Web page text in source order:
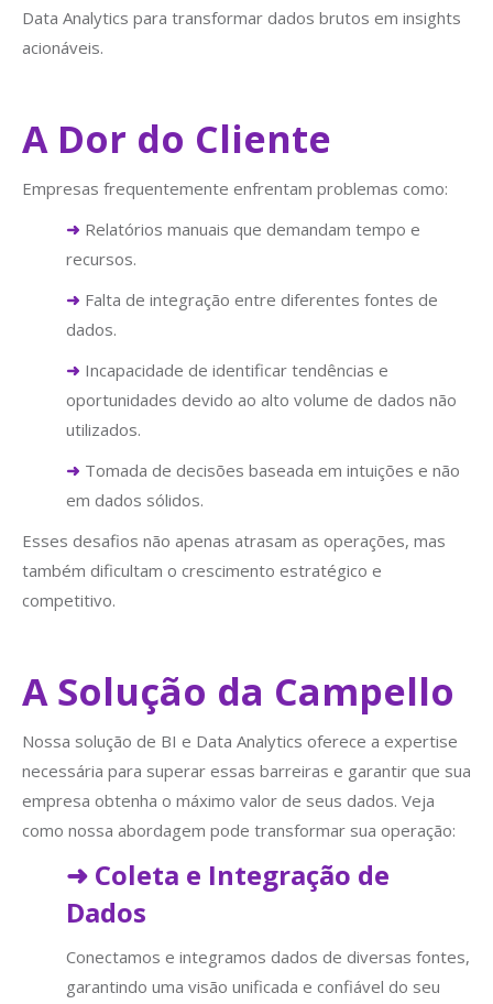
Data Analytics para transformar dados brutos em insights
acionáveis.
A Dor do Cliente
Empresas frequentemente enfrentam problemas como:
➜ Relatórios manuais que demandam tempo e
recursos.
➜ Falta de integração entre diferentes fontes de
dados.
➜ Incapacidade de identificar tendências e
oportunidades devido ao alto volume de dados não
utilizados.
➜ Tomada de decisões baseada em intuições e não
em dados sólidos.
Esses desafios não apenas atrasam as operações, mas
também dificultam o crescimento estratégico e
competitivo.
A Solução da Campello
Nossa solução de BI e Data Analytics oferece a expertise
necessária para superar essas barreiras e garantir que sua
empresa obtenha o máximo valor de seus dados. Veja
como nossa abordagem pode transformar sua operação:
➜ Coleta e Integração de
Dados
Conectamos e integramos dados de diversas fontes,
garantindo uma visão unificada e confiável do seu